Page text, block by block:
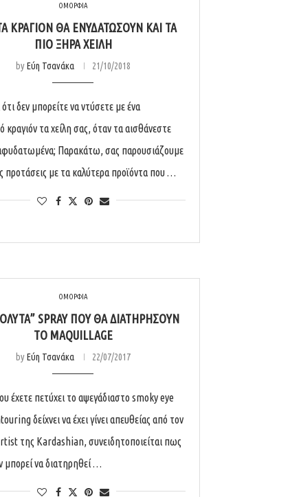
ΟΜΟΡΦΙΑ
ΚΡΑΓΙΌΝ ΘΑ ΕΝΥΔΑΤΏΣΟΥΝ ΚΑΙ ΤΑ
ΠΙΟ ΞΗΡΆ ΧΕΊΛΗ
byΕύη Τσανάκα 21/10/2018
ότι δεν μπορείτε να ντύσετε με ένα
κραγιόν τα χείλη σας, όταν τα αισθάνεστε
Παρακάτω, σας παρουσιάζουμε
προτάσεις με τα καλύτερα προϊόντα που …
ΟΜΟΡΦΙΑ
SPRAY ΠΟΥ ΘΑ ΔΙΑΤΗΡΉΣΟΥΝ
ΤΟ MAQUILLAGE
byΕύη Τσανάκα 22/07/2017
έχετε πετύχει το αψεγάδιαστο smoky eye
δείχνει να έχει γίνει απευθείας από τον
της Kardashian, συνειδητοποιείται πως
μπορεί να διατηρηθεί …